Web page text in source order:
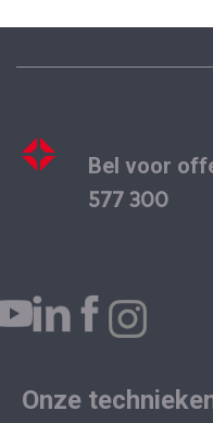
Bel voor
577 300
Onze